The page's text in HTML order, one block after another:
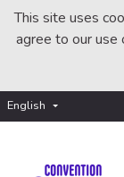
This site uses
agree to our use
English Choisir la